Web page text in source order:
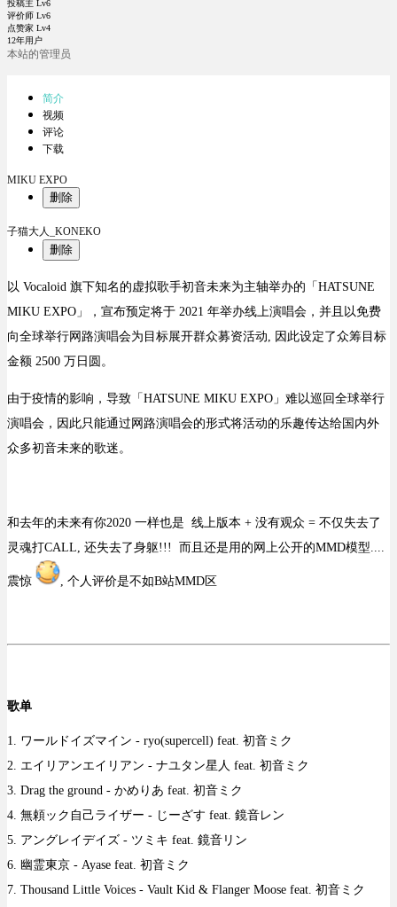
投稿主 Lv6
评价师 Lv6
点赞家 Lv4
12年用户
本站的管理员
简介
视频
评论
下载
MIKU EXPO
删除
子猫大人_KONEKO
删除
以 Vocaloid 旗下知名的虚拟歌手初音未来为主轴举办的「HATSUNE
MIKU EXPO」，宣布预定将于 2021 年举办线上演唱会，并且以免费
向全球举行网路演唱会为目标展开群众募资活动, 因此设定了众筹目标
金额 2500 万日圆。
由于疫情的影响，导致「HATSUNE MIKU EXPO」难以巡回全球举行
演唱会，因此只能通过网路演唱会的形式将活动的乐趣传达给国内外
众多初音未来的歌迷。
和去年的未来有你2020 一样也是 线上版本 + 没有观众 = 不仅失去了
灵魂打CALL, 还失去了身躯!!! 而且还是用的网上公开的MMD模型....
震惊 , 个人评价是不如B站MMD区
歌单
1. ワールドイズマイン - ryo(supercell) feat. 初音ミク
2. エイリアンエイリアン - ナユタン星人 feat. 初音ミク
3. Drag the ground - かめりあ feat. 初音ミク
4. 無頼ック自己ライザー - じーざす feat. 鏡音レン
5. アングレイデイズ - ツミキ feat. 鏡音リン
6. 幽霊東京 - Ayase feat. 初音ミク
7. Thousand Little Voices - Vault Kid & Flanger Moose feat. 初音ミク